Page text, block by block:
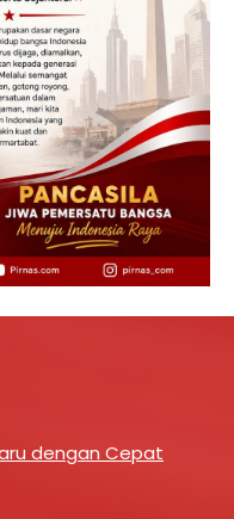
dengan Cepat